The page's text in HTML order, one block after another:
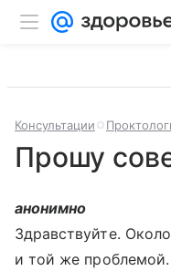
Консультации
Прошу
анонимно
Здравствуйте.
и той же